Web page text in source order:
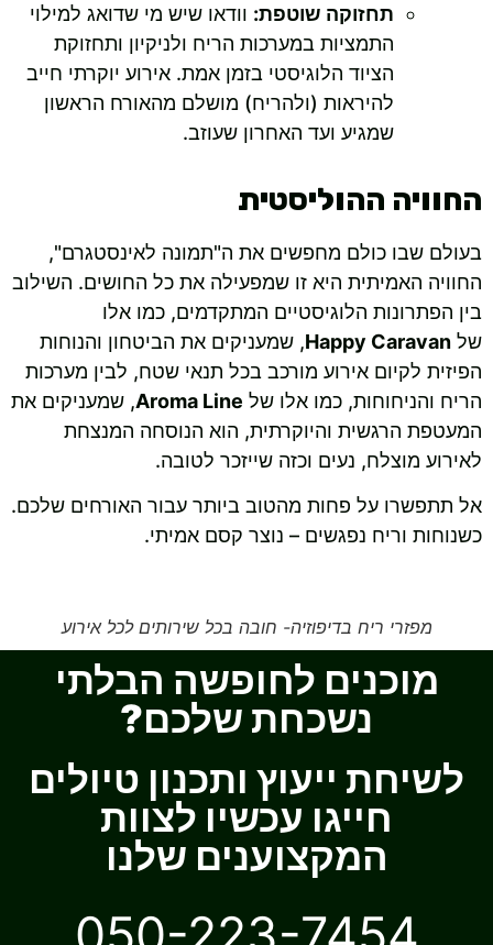
תחזוקה שוטפת: וודאו שיש מי שדואג למילוי
התמציות במערכות הריח ולניקיון ותחזוקת
הציוד הלוגיסטי בזמן אמת. אירוע יוקרתי חייב
להיראות (ולהריח) מושלם מהאורח הראשון
שמגיע ועד האחרון שעוזב.
החוויה ההוליסטית
בעולם שבו כולם מחפשים את ה"תמונה לאינסטגרם",
החוויה האמיתית היא זו שמפעילה את כל החושים. השילוב
בין הפתרונות הלוגיסטיים המתקדמים, כמו אלו
של Happy Caravan, שמעניקים את הביטחון והנוחות
הפיזית לקיום אירוע מורכב בכל תנאי שטח, לבין מערכות
הריח והניחוחות, כמו אלו של Aroma Line, שמעניקים את
המעטפת הרגשית והיוקרתית, הוא הנוסחה המנצחת
לאירוע מוצלח, נעים וכזה שייזכר לטובה.
אל תתפשרו על פחות מהטוב ביותר עבור האורחים שלכם.
כשנוחות וריח נפגשים – נוצר קסם אמיתי.
מפזרי ריח בדיפוזיה- חובה בכל שירותים לכל אירוע
מוכנים לחופשה הבלתי
נשכחת שלכם?
לשיחת ייעוץ ותכנון טיולים
חייגו עכשיו לצוות
המקצוענים שלנו